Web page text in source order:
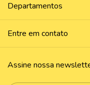
Departamentos
Entre em contato
Assine nossa